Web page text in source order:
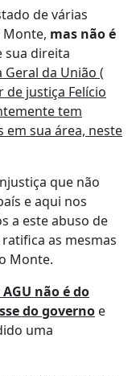
de várias
mas não é
sua direita
Geral da União (
justiça Felício
tem
sua área, neste
que não
e aqui nos
a este abuso de
as mesmas
Monte.
não é do
do governo e
uma